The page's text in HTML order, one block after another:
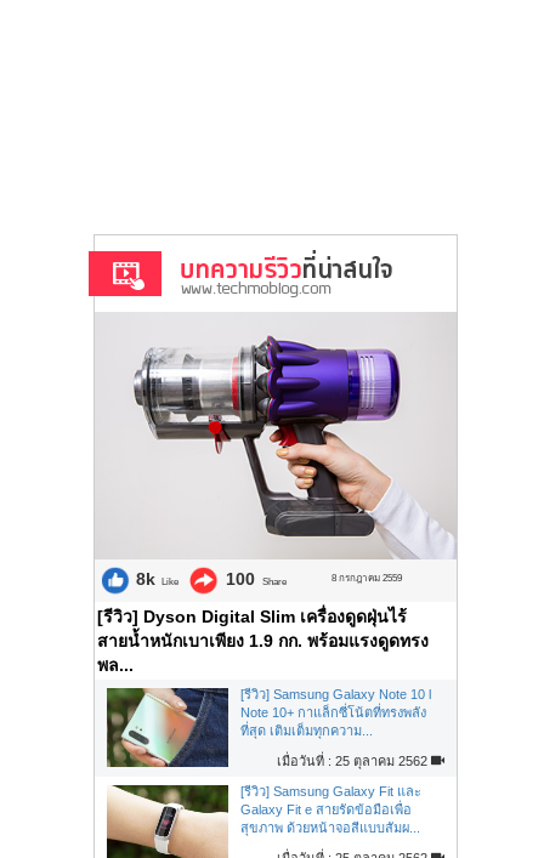
8k Like 100 Share 8 กรกฎาคม 2559
[รีวิว] Dyson Digital Slim เครื่องดูดฝุ่นไร้
สายน้ำหนักเบาเพียง 1.9 กก. พร้อมแรงดูดทรง
พล...
[รีวิว] Samsung Galaxy Note 10 l
Note 10+ กาแล็กซี่โน้ตที่ทรงพลัง
ที่สุด เติมเต็มทุกความ...
เมื่อวันที่ : 25 ตุลาคม 2562
[รีวิว] Samsung Galaxy Fit และ
Galaxy Fit e สายรัดข้อมือเพื่อ
สุขภาพ ด้วยหน้าจอสีแบบสัมผ...